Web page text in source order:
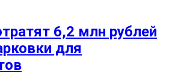
6,2 млн рублей
для